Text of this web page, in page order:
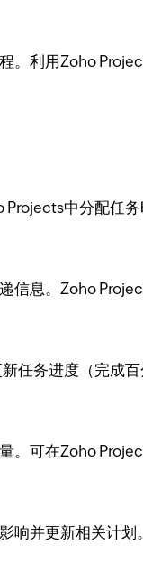
。利用Zoho
中分配任
信息。Zoho
任务进度（完成
。可在Zoho
响并更新相关计